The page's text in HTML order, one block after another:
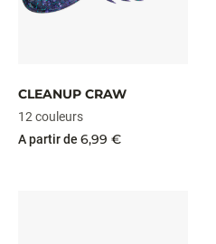
CLEANUP CRAW
12 couleurs
A partir de 6,99 €